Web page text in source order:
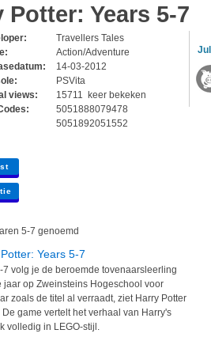
Potter: Years 5-7
Travellers Tales
Action/Adventure
14-03-2012
PSVita
views:
15711 keer bekeken
5051888079478
5051892051552
5-7 genoemd
Years 5-7
7 volg je de beroemde tovenaarsleerling
jaar op Zweinsteins Hogeschool voor
zoals de titel al verraadt, ziet Harry Potter
game vertelt het verhaal van Harry's
volledig in LEGO-stijl.